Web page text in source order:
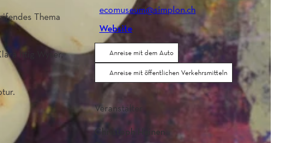
Thema
Ittig Wyser,
ecomuseum@simplon.ch
Website
Anreise mit dem Auto
Anreise mit öffentlichen Verkehrsmitteln
Veranstalter
Christoph Heinen